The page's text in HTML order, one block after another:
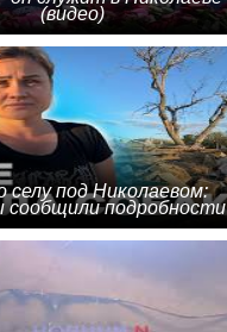
(видео)
селу под Николаевом:
сообщили подробности